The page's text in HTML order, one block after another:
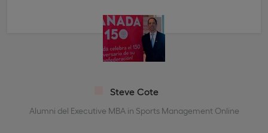
Steve Cote
Alumni del Executive MBA in Sports Management Online